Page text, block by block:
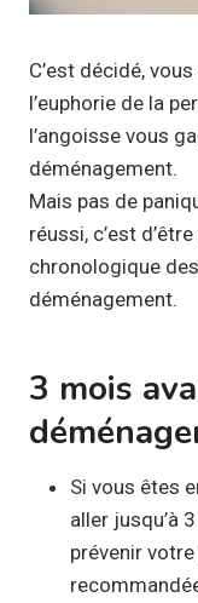
C’est décidé,
l’euphorie de la
l’angoisse vous
déménagement.
Mais pas de
réussi, c’est
chronologique
déménagement.
3 mois
Si vous êtes
aller jusqu’à
prévenir